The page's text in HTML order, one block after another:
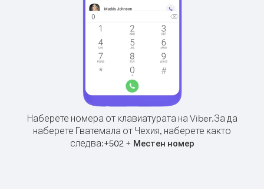
Наберете номера от клавиатурата на Viber.За да
наберете Гватемала от Чехия, наберете както
следва:+502+ Местен номер